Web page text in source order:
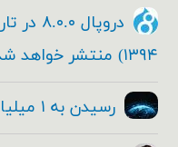
۱۳۹۴) منتشر خواهد شد
رسیدن به ۱ میلیارد بعدی با دروپال